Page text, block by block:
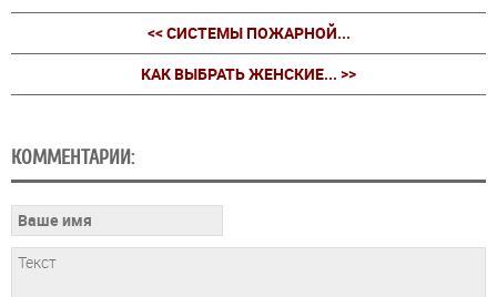
<< СИСТЕМЫ ПОЖАРНОЙ...
КАК ВЫБРАТЬ ЖЕНСКИЕ... >>
КОММЕНТАРИИ: